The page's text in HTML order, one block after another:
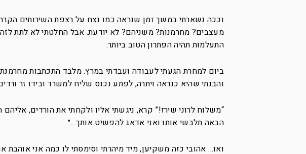
וככה נשארתי במשך זמן שנראה כמו נצח על רצפת השירותים
מעצבים? מחרמנות? משניהם? לא יודעת. אבל החלטתי לא לתת
התעלמות תהיה הפתרון הטוב ביותר.
ביום למחרת הגעתי לעבודה ועבדתי במרץ. מלבד התכתבות
והבנתי שהיא כנראה ויתרה, לפתע נכנס שליח למשרד ובידו זר
“משלוח לרוני שירז!” קרא, ניגשתי אליו ולקחתי את הורדים,
הבאה תלבשי אותו ואני אדאג להפשיט אותך…״
ואו… אהובי כזה משקיען, מיד מיהרתי וסימסתי לו כמה אני אוהבת